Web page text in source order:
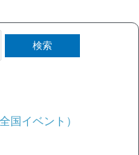
国イベント）